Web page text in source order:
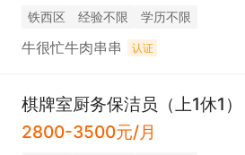
铁西区 经验不限 学历不限
牛很忙牛肉串串 认证
棋牌室厨务保洁员（上1休1）
2800-3500元/月